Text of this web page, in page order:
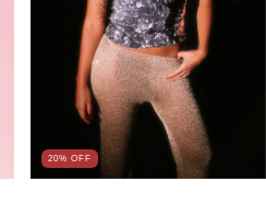
20% OFF